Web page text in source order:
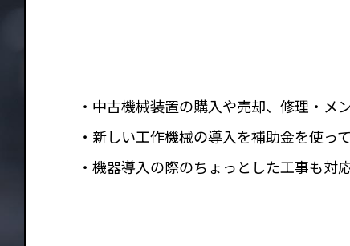
中古機械装置の購入や売却、修理・メ
新しい工作機械の導入を補助金を使っ
機器導入の際のちょっとした工事も対